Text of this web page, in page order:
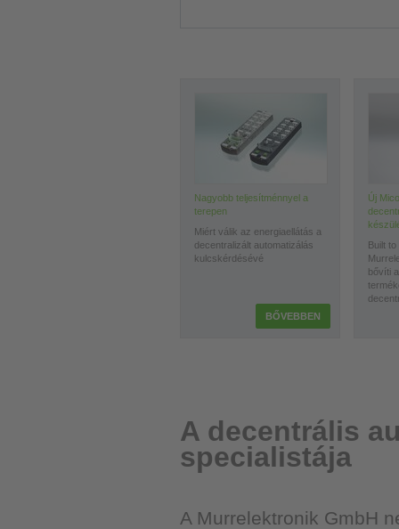
Nagyobb teljesítménnyel a
terepen
Miért válik az energiaellátás a
decentralizált automatizálás
kulcskérdésévé
BŐVEBBEN
Új
Built to
bővíti
A decentrális
specialistája
A Murrelektronik GmbH